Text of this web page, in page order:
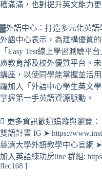
穫滿滿，也對提升英文能力更
▓外語中心：打造多元化英語
外語中心表示，為建構優質
「Easy Test線上學習測驗平
廣教育部及校外優質平台。
講座，以使同學能掌握並活
躍加入「外語中心學生英文
掌握第一手英語資源脈動。
 更多資訊歡迎追蹤與瀏覽：
雙語計畫 IG ➤ https://
慈濟大學外語教學中心官網 ➤
加入英語練功房line 群組:
flec168 ]